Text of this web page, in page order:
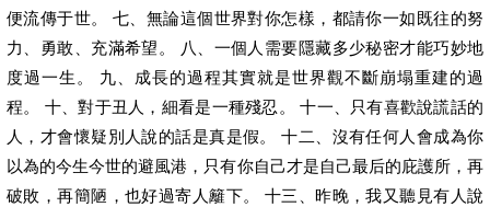
便流傳于世。 七、無論這個世界對你怎樣，都請你一如既往的努
力、勇敢、充滿希望。 八、一個人需要隱藏多少秘密才能巧妙地
度過一生。 九、成長的過程其實就是世界觀不斷崩塌重建的過
程。 十、對于丑人，細看是一種殘忍。 十一、只有喜歡說謊話的
人，才會懷疑別人說的話是真是假。 十二、沒有任何人會成為你
以為的今生今世的避風港，只有你自己才是自己最后的庇護所，再
破敗，再簡陋，也好過寄人籬下。 十三、昨晚，我又聽見有人說